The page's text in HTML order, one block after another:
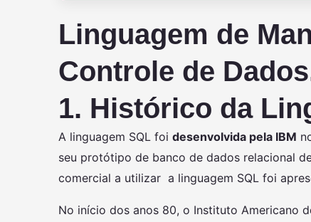
Linguagem de
Controle de
1. Histórico da
A linguagem SQL foi desenvolvida pela IBM
seu protótipo de banco de dados relacional
comercial a utilizar a linguagem SQL foi
No início dos anos 80, o Instituto Americano